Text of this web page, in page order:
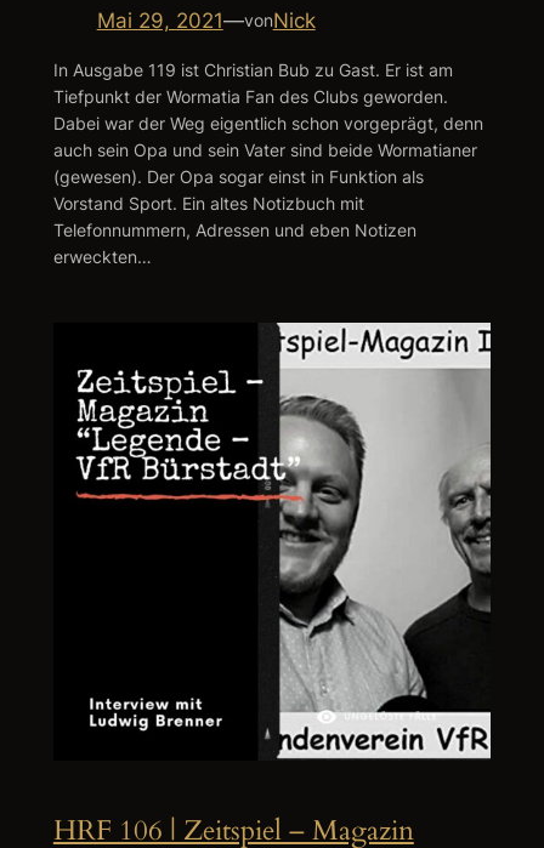
Mai 29, 2021—vonNick
In Ausgabe 119 ist Christian Bub zu Gast. Er ist am
Tiefpunkt der Wormatia Fan des Clubs geworden.
Dabei war der Weg eigentlich schon vorgeprägt, denn
auch sein Opa und sein Vater sind beide Wormatianer
(gewesen). Der Opa sogar einst in Funktion als
Vorstand Sport. Ein altes Notizbuch mit
Telefonnummern, Adressen und eben Notizen
erweckten…
HRF 106 | Zeitspiel – Magazin